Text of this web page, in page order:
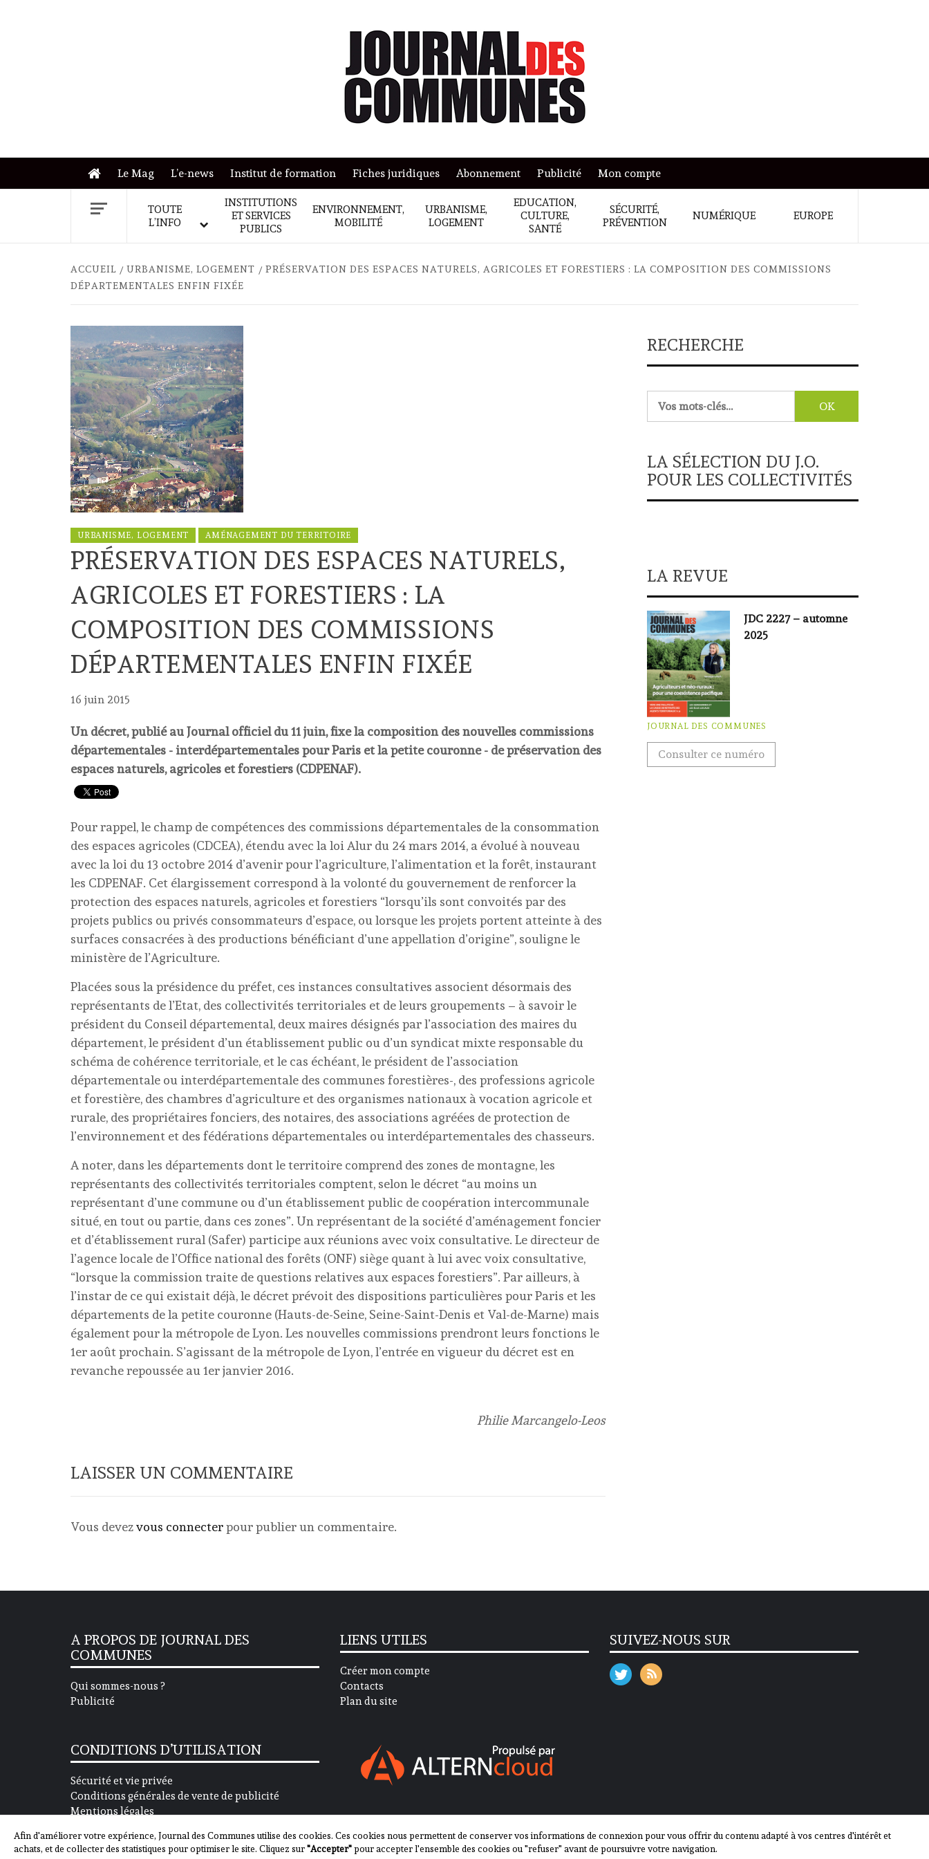
Le Mag L’e-news Institut de formation Fiches juridiques Abonnement Publicité Mon compte
TOUTE
L’INFO
INSTITUTIONS
ET SERVICES
PUBLICS
ENVIRONNEMENT,
MOBILITÉ
URBANISME,
LOGEMENT
EDUCATION,
CULTURE,
SANTÉ
SÉCURITÉ,
PRÉVENTION
NUMÉRIQUE EUROPE
ACCUEIL URBANISME, LOGEMENT
PRÉSERVATION DES ESPACES NATURELS, AGRICOLES ET FORESTIERS : LA COMPOSITION DES COMMISSIONS
DÉPARTEMENTALES ENFIN FIXÉE
URBANISME, LOGEMENT AMÉNAGEMENT DU TERRITOIRE
PRÉSERVATION DES ESPACES NATURELS,
AGRICOLES ET FORESTIERS : LA
COMPOSITION DES COMMISSIONS
DÉPARTEMENTALES ENFIN FIXÉE
16 juin 2015
Un décret, publié au Journal officiel du 11 juin, fixe la composition des nouvelles commissions
départementales - interdépartementales pour Paris et la petite couronne - de préservation des
espaces naturels, agricoles et forestiers (CDPENAF).
Pour rappel, le champ de compétences des commissions départementales de la consommation
des espaces agricoles (CDCEA), étendu avec la loi Alur du 24 mars 2014, a évolué à nouveau
avec la loi du 13 octobre 2014 d’avenir pour l’agriculture, l’alimentation et la forêt, instaurant
les CDPENAF. Cet élargissement correspond à la volonté du gouvernement de renforcer la
protection des espaces naturels, agricoles et forestiers “lorsqu’ils sont convoités par des
projets publics ou privés consommateurs d’espace, ou lorsque les projets portent atteinte à des
surfaces consacrées à des productions bénéficiant d’une appellation d’origine”, souligne le
ministère de l’Agriculture.
Placées sous la présidence du préfet, ces instances consultatives associent désormais des
représentants de l’Etat, des collectivités territoriales et de leurs groupements – à savoir le
président du Conseil départemental, deux maires désignés par l’association des maires du
département, le président d’un établissement public ou d’un syndicat mixte responsable du
schéma de cohérence territoriale, et le cas échéant, le président de l’association
départementale ou interdépartementale des communes forestières-, des professions agricole
et forestière, des chambres d’agriculture et des organismes nationaux à vocation agricole et
rurale, des propriétaires fonciers, des notaires, des associations agréées de protection de
l’environnement et des fédérations départementales ou interdépartementales des chasseurs.
A noter, dans les départements dont le territoire comprend des zones de montagne, les
représentants des collectivités territoriales comptent, selon le décret “au moins un
représentant d’une commune ou d’un établissement public de coopération intercommunale
situé, en tout ou partie, dans ces zones”. Un représentant de la société d’aménagement foncier
et d’établissement rural (Safer) participe aux réunions avec voix consultative. Le directeur de
l’agence locale de l’Office national des forêts (ONF) siège quant à lui avec voix consultative,
“lorsque la commission traite de questions relatives aux espaces forestiers”. Par ailleurs, à
l’instar de ce qui existait déjà, le décret prévoit des dispositions particulières pour Paris et les
départements de la petite couronne (Hauts-de-Seine, Seine-Saint-Denis et Val-de-Marne) mais
également pour la métropole de Lyon. Les nouvelles commissions prendront leurs fonctions le
1er août prochain. S’agissant de la métropole de Lyon, l’entrée en vigueur du décret est en
revanche repoussée au 1er janvier 2016.
Philie Marcangelo-Leos
LAISSER UN COMMENTAIRE
Vous devezvous connecterpour publier un commentaire.
RECHERCHE
LA SÉLECTION DU J.O.
POUR LES COLLECTIVITÉS
LA REVUE
JDC 2227 – automne
2025
JOURNAL DES COMMUNES
Consulter ce numéro
A PROPOS DE JOURNAL DES
COMMUNES
Qui sommes-nous ?
Publicité
CONDITIONS D’UTILISATION
Sécurité et vie privée
Conditions générales de vente de publicité
Mentions légales
LIENS UTILES
Créer mon compte
Contacts
Plan du site
SUIVEZ-NOUS SUR
Afin d'améliorer votre expérience, Journal des Communes utilise des cookies. Ces cookies nous permettent de conserver vos informations de connexion pour vous offrir du contenu adapté à vos centres d'intérêt et
achats, et de collecter des statistiques pour optimiser le site. Cliquez sur"Accepter"pour accepter l'ensemble des cookies ou "refuser" avant de poursuivre votre navigation.